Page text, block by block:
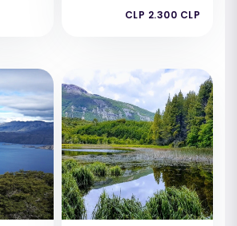
CLP 2.300 CLP